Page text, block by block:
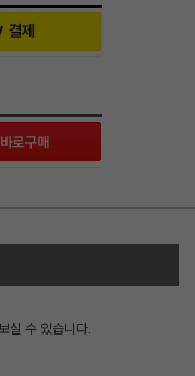
실 수 있습니다.